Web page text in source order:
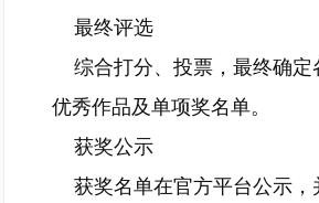
最终评选
综合打分、投票，最终确定
优秀作品及单项奖名单。
获奖公示
获奖名单在官方平台公示，